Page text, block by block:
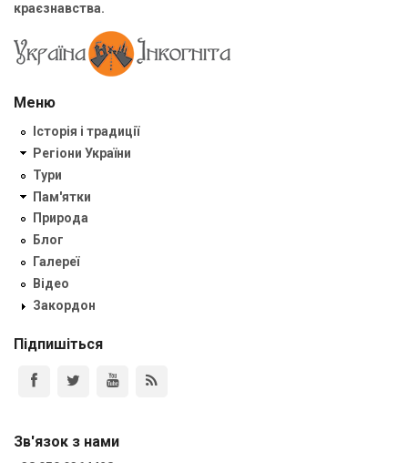
краєзнавства.
Меню
Історія і традиції
Регіони України
Тури
Пам'ятки
Природа
Блог
Галереї
Відео
Закордон
Підпишіться
Зв'язок з нами